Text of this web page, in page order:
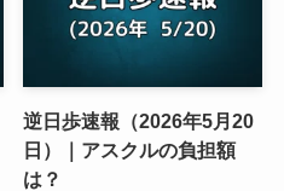
逆日歩速報（2026年5月20
日）｜アスクルの負担額
は？